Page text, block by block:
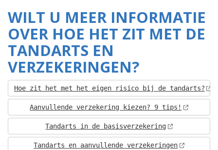
WILT U MEER INFORMATIE
OVER HOE HET ZIT MET DE
TANDARTS EN
VERZEKERINGEN?
Hoe zit het met het eigen risico bij de tandarts?
Aanvullende verzekering kiezen? 9 tips!
Tandarts in de basisverzekering
Tandarts en aanvullende verzekeringen